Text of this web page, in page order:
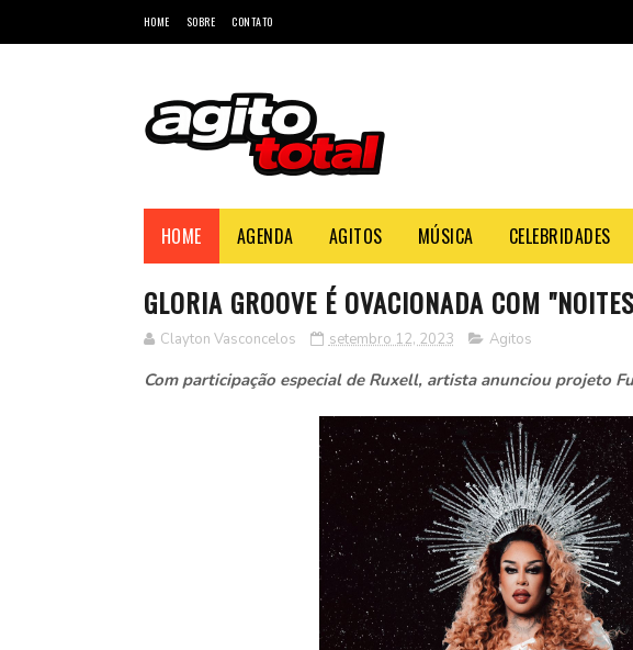
HOME SOBRE CONTATO
HOME AGENDA AGITOS MÚSICA CELEBRIDADES
GLORIA GROOVE É OVACIONADA COM
Clayton Vasconcelos setembro 12, 2023 Agitos
Com participação especial de Ruxell, artista anunciou projeto